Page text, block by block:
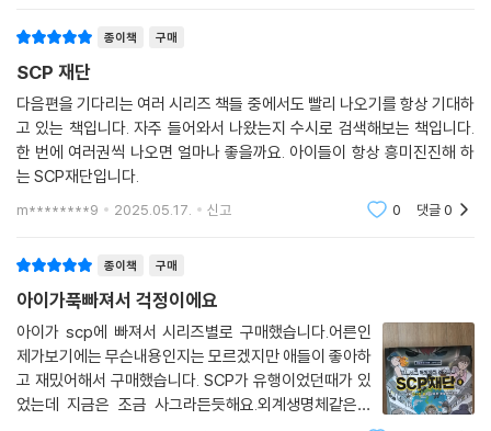
종이책 구매
SCP 재단
다음편을 기다리는 여러 시리즈 책들 중에서도 빨리 나오기를 항상 기대하
고 있는 책입니다. 자주 들어와서 나왔는지 수시로 검색해보는 책입니다.
한 번에 여러권씩 나오면 얼마나 좋을까요. 아이들이 항상 흥미진진해 하
는 SCP재단입니다.
m********9 2025.05.17. 신고 0 댓글0
종이책 구매
아이가푹빠져서 걱정이에요
아이가 scp에 빠져서 시리즈별로 구매했습니다.어른인
제가보기에는 무슨내용인지는 모르겠지만 애들이 좋아하
고 재밌어해서 구매했습니다. SCP가 유행이었던때가 있
었는데 지금은 조금 사그라든듯해요.외계생명체같은거